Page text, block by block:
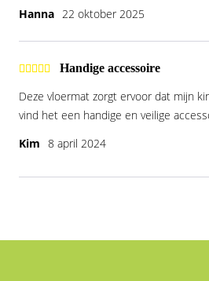
Hanna 22 oktober 2025
Handige accessoire
Deze vloermat zorgt ervoor dat mijn
vind het een handige en veilige
Kim 8 april 2024